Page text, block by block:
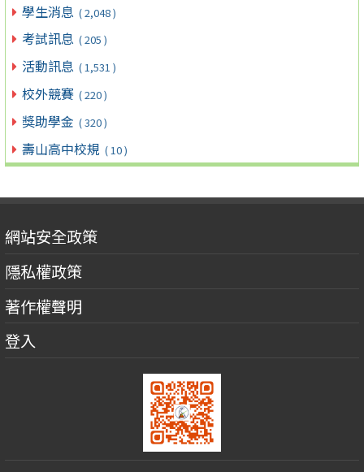
學生消息 ( 2,048 )
考試訊息 ( 205 )
活動訊息 ( 1,531 )
校外競賽 ( 220 )
獎助學金 ( 320 )
壽山高中校規 ( 10 )
網站安全政策
隱私權政策
著作權聲明
登入